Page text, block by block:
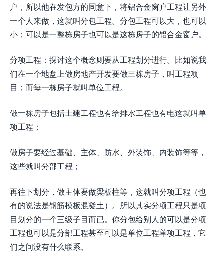
户，所以他在发包方的同意下，将铝合金窗户工程让另外
一个人来做，这就叫分包工程。分包工程可以大，也可以
小；可以是一整栋房子也可以是这栋房子的铝合金窗户。
分项工程：探讨这个概念则要从工程划分进行。比如说我
们在一个地盘上做房地产开发要做三栋房子，叫工程项
目；而每一栋房子就叫单位工程。
做一栋房子包括土建工程也有给排水工程也有电这就叫单
项工程；
做房子要经过基础、主体、防水、外装饰、内装饰等等，
这些就叫分部工程；
再往下划分，做主体要做梁板柱等，这就叫分项工程（也
有的说法是钢筋模板混凝土）。所以其实分项工程只是项
目划分的一个三级子目而已。你分包给别人的可以是分项
工程也可以是分部工程甚至可以是单位工程单项工程，它
们之间没有什么联系。